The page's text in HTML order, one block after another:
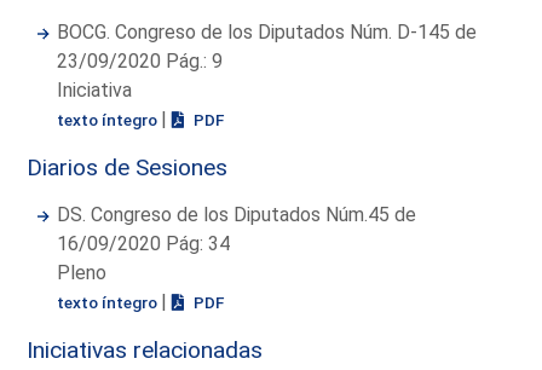
BOCG. Congreso de los Diputados Núm. D-145 de
23/09/2020 Pág.: 9
Iniciativa
texto íntegro | PDF
Diarios de Sesiones
DS. Congreso de los Diputados Núm.45 de
16/09/2020 Pág: 34
Pleno
texto íntegro | PDF
Iniciativas relacionadas